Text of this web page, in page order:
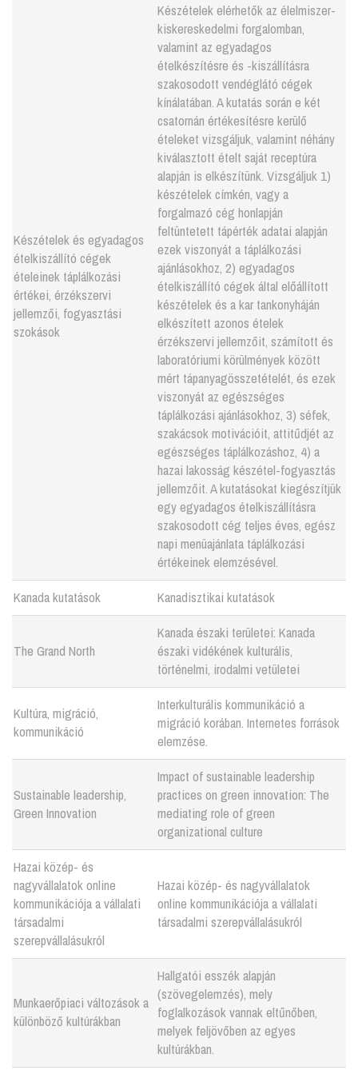
Készételek és egyadagos
ételkiszállító cégek
ételeinek táplálkozási
értékei, érzékszervi
jellemzői, fogyasztási
szokások
Készételek elérhetők az élelmiszer-
kiskereskedelmi forgalomban,
valamint az egyadagos
ételkészítésre és -kiszállításra
szakosodott vendéglátó cégek
kínálatában. A kutatás során e két
csatornán értékesítésre kerülő
ételeket vizsgáljuk, valamint néhány
kiválasztott ételt saját receptúra
alapján is elkészítünk. Vizsgáljuk 1)
készételek címkén, vagy a
forgalmazó cég honlapján
feltüntetett tápérték adatai alapján
ezek viszonyát a táplálkozási
ajánlásokhoz, 2) egyadagos
ételkiszállító cégek által előállított
készételek és a kar tankonyháján
elkészített azonos ételek
érzékszervi jellemzőit, számított és
laboratóriumi körülmények között
mért tápanyagösszetételét, és ezek
viszonyát az egészséges
táplálkozási ajánlásokhoz, 3) séfek,
szakácsok motivációit, attitűdjét az
egészséges táplálkozáshoz, 4) a
hazai lakosság készétel-fogyasztás
jellemzőit. A kutatásokat kiegészítjük
egy egyadagos ételkiszállításra
szakosodott cég teljes éves, egész
napi menüajánlata táplálkozási
értékeinek elemzésével.
Kanada kutatások
Kanadisztikai kutatások
The Grand North
Kanada északi területei: Kanada
északi vidékének kulturális,
történelmi, irodalmi vetületei
Kultúra, migráció,
kommunikáció
Interkulturális kommunikáció a
migráció korában. Internetes források
elemzése.
Sustainable leadership,
Green Innovation
Impact of sustainable leadership
practices on green innovation: The
mediating role of green
organizational culture
Hazai közép- és
nagyvállalatok online
kommunikációja a vállalati
társadalmi
szerepvállalásukról
Hazai közép- és nagyvállalatok
online kommunikációja a vállalati
társadalmi szerepvállalásukról
Munkaerőpiaci változások a
különböző kultúrákban
Hallgatói esszék alapján
(szövegelemzés), mely
foglalkozások vannak eltűnőben,
melyek feljövőben az egyes
kultúrákban.